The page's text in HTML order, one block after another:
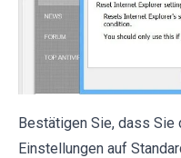
Bestätigen Sie, dass Sie
Einstellungen auf